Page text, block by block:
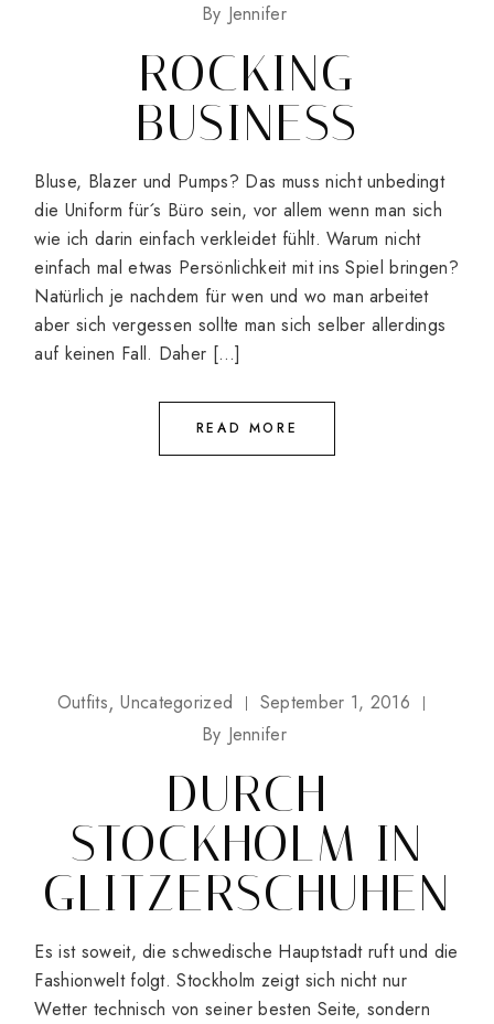
By Jennifer
ROCKING
BUSINESS
Bluse, Blazer und Pumps? Das muss nicht unbedingt
die Uniform für´s Büro sein, vor allem wenn man sich
wie ich darin einfach verkleidet fühlt. Warum nicht
einfach mal etwas Persönlichkeit mit ins Spiel bringen?
Natürlich je nachdem für wen und wo man arbeitet
aber sich vergessen sollte man sich selber allerdings
auf keinen Fall. Daher […]
READ MORE
Outfits Uncategorized
September 1, 2016
By Jennifer
DURCH
STOCKHOLM IN
GLITZERSCHUHEN
Es ist soweit, die schwedische Hauptstadt ruft und die
Fashionwelt folgt. Stockholm zeigt sich nicht nur
Wetter technisch von seiner besten Seite, sondern